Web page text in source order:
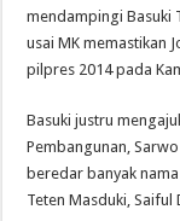
mendampingi Basuki
usai MK memastikan
pilpres 2014 pada
Basuki justru
Pembangunan,
beredar banyak
Teten Masduki,